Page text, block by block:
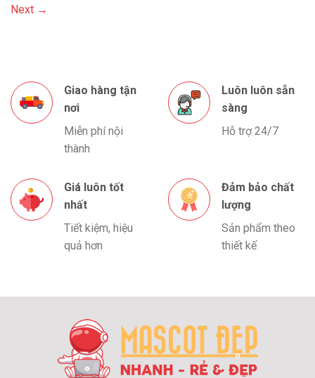
Next →
Giao hàng tận
nơi
Miễn phí nội
thành
Luôn luôn sẵn
sàng
Hỗ trợ 24/7
Giá luôn tốt
nhất
Tiết kiệm, hiệu
quả hơn
Đảm bảo chất
lượng
Sản phẩm theo
thiết kế